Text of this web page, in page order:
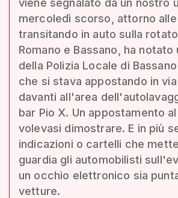
viene segnalato da un nostro
mercoledì scorso, attorno alle
transitando in auto sulla
Romano e Bassano, ha notato
della Polizia Locale di
che si stava appostando in via
davanti all'area
bar Pio X. Un appostamento
volevasi dimostrare. E in più
indicazioni o cartelli che
guardia gli automobilisti
un occhio elettronico sia
vetture.